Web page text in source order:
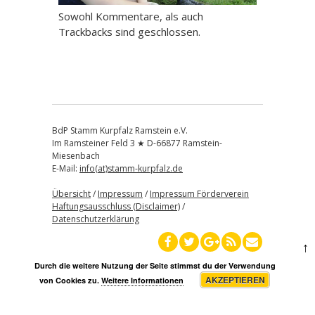
Sowohl Kommentare, als auch
Trackbacks sind geschlossen.
BdP Stamm Kurpfalz Ramstein e.V.
Im Ramsteiner Feld 3 ★ D-66877 Ramstein-
Miesenbach
E-Mail: info(at)stamm-kurpfalz.de
Übersicht/ Impressum / Impressum Förderverein
Haftungsausschluss (Disclaimer)/
Datenschutzerklärung
↑
Durch die weitere Nutzung der Seite stimmst du der Verwendung
von Cookies zu.Weitere Informationen AKZEPTIEREN